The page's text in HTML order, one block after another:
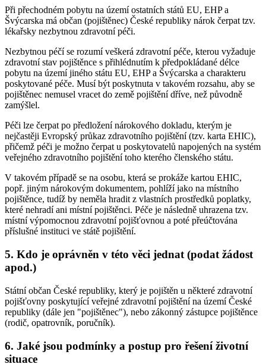
Při přechodném pobytu na území ostatních států EU, EHP a
Švýcarska má občan (pojištěnec) České republiky nárok čerpat tzv.
lékařsky nezbytnou zdravotní péči.
Nezbytnou péčí se rozumí veškerá zdravotní péče, kterou vyžaduje
zdravotní stav pojištěnce s přihlédnutím k předpokládané délce
pobytu na území jiného státu EU, EHP a Švýcarska a charakteru
poskytované péče. Musí být poskytnuta v takovém rozsahu, aby se
pojištěnec nemusel vracet do země pojištění dříve, než původně
zamýšlel.
Péči lze čerpat po předložení nárokového dokladu, kterým je
nejčastěji Evropský průkaz zdravotního pojištění (tzv. karta EHIC),
přičemž péči je možno čerpat u poskytovatelů napojených na systém
veřejného zdravotního pojištění toho kterého členského státu.
V takovém případě se na osobu, která se prokáže kartou EHIC,
popř. jiným nárokovým dokumentem, pohlíží jako na místního
pojištěnce, tudíž by neměla hradit z vlastních prostředků poplatky,
které nehradí ani místní pojištěnci. Péče je následně uhrazena tzv.
místní výpomocnou zdravotní pojišťovnou a poté přeúčtována
příslušné instituci ve státě pojištění.
5. Kdo je oprávněn v této věci jednat (podat žádost
apod.)
Státní občan České republiky, který je pojištěn u některé zdravotní
pojišťovny poskytující veřejné zdravotní pojištění na území České
republiky (dále jen "pojištěnec"), nebo zákonný zástupce pojištěnce
(rodič, opatrovník, poručník).
6. Jaké jsou podmínky a postup pro řešení životní
situace